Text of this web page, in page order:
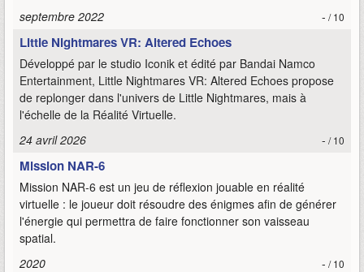
septembre 2022
- / 10
Little Nightmares VR: Altered Echoes
Développé par le studio Iconik et édité par Bandai Namco
Entertainment, Little Nightmares VR: Altered Echoes propose
de replonger dans l'univers de Little Nightmares, mais à
l'échelle de la Réalité Virtuelle.
24 avril 2026
- / 10
Mission NAR-6
Mission NAR-6 est un jeu de réflexion jouable en réalité
virtuelle : le joueur doit résoudre des énigmes afin de générer
l'énergie qui permettra de faire fonctionner son vaisseau
spatial.
2020
- / 10